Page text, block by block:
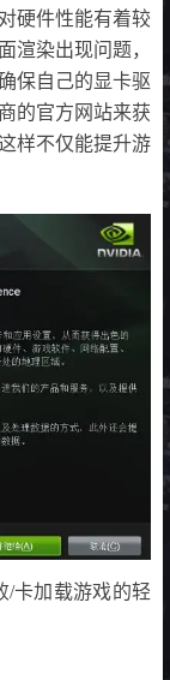
硬件性能有着较
渲染出现问题，
保自己的显卡驱
的官方网站来获
样不仅能提升游
/卡加载游戏的轻